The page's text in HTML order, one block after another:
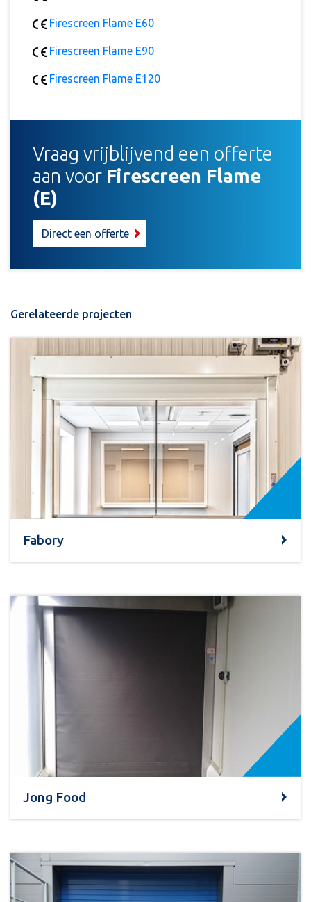
Firescreen Flame E60
Firescreen Flame E90
Firescreen Flame E120
Vraag vrijblijvend een offerte
aan voor Firescreen Flame
(E)
Direct een offerte
Gerelateerde projecten
Fabory
Jong Food